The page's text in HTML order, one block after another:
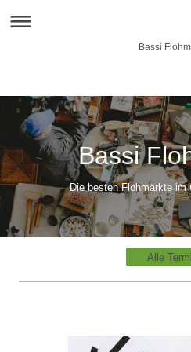
Bassi
Bassi
Die besten Flohmärkte im
Alle